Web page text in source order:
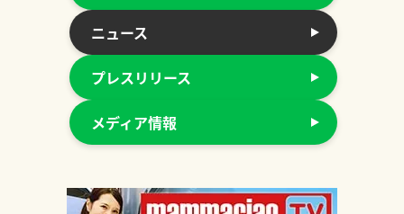
ニュース
プレスリリース
メディア情報